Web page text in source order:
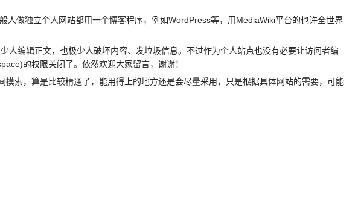
做独立个人网站都用一个博客程序，例如WordPress等，用MediaWiki平台的也许全世界
人编辑正文，也极少人破坏内容、发垃圾信息。不过作为个人站点也没有必要让访问者编
的权限关闭了。依然欢迎大家留言，谢谢！
，算是比较精通了，能用得上的地方还是会尽量采用，只是根据具体网站的需要，可能